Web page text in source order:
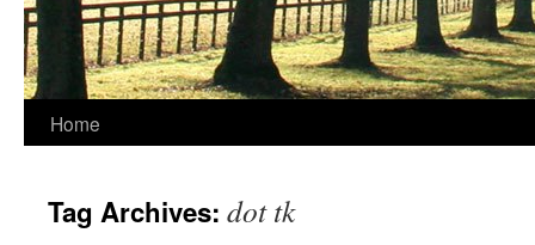
Skip
content
Home
Tag Archives: dot tk